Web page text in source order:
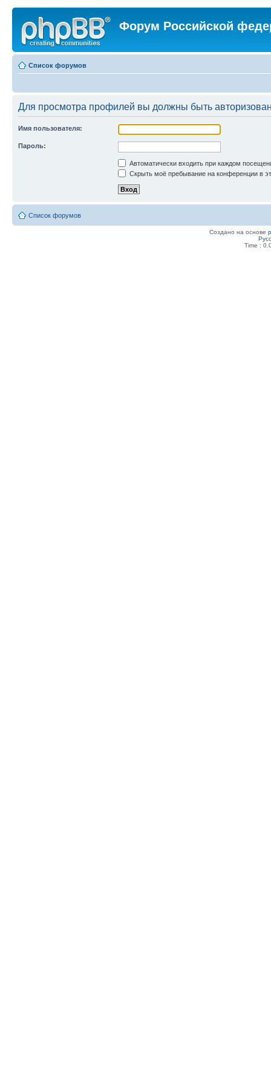
Форум Российской
Список форумов
Для просмотра профилей вы должны быть
Имя пользователя:
Пароль:
Автоматически входить при каждом
Скрыть моё пребывание на конференции в
Список форумов
Создано на основе
Time :